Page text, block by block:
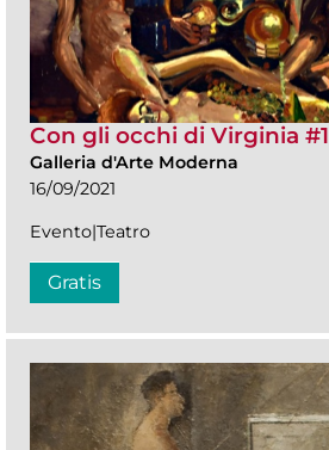
Con gli occhi di Virginia #1
Galleria d'Arte Moderna
16/09/2021
Evento|Teatro
Gratis